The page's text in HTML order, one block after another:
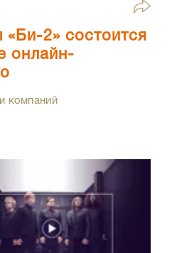
«Би-2» состоится
онлайн-
компаний